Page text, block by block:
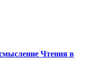
Чтения в